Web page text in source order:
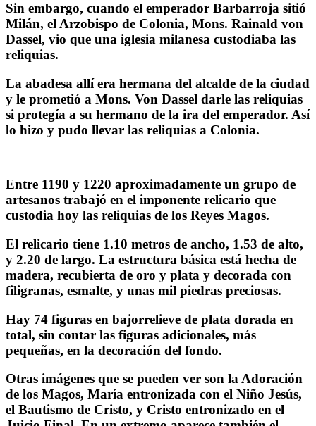
Sin embargo, cuando el emperador Barbarroja sitió
Milán, el Arzobispo de Colonia, Mons. Rainald von
Dassel, vio que una iglesia milanesa custodiaba las
reliquias.
La abadesa allí era hermana del alcalde de la ciudad
y le prometió a Mons. Von Dassel darle las reliquias
si protegía a su hermano de la ira del emperador. Así
lo hizo y pudo llevar las reliquias a Colonia.
Entre 1190 y 1220 aproximadamente un grupo de
artesanos trabajó en el imponente relicario que
custodia hoy las reliquias de los Reyes Magos.
El relicario tiene 1.10 metros de ancho, 1.53 de alto,
y 2.20 de largo. La estructura básica está hecha de
madera, recubierta de oro y plata y decorada con
filigranas, esmalte, y unas mil piedras preciosas.
Hay 74 figuras en bajorrelieve de plata dorada en
total, sin contar las figuras adicionales, más
pequeñas, en la decoración del fondo.
Otras imágenes que se pueden ver son la Adoración
de los Magos, María entronizada con el Niño Jesús,
el Bautismo de Cristo, y Cristo entronizado en el